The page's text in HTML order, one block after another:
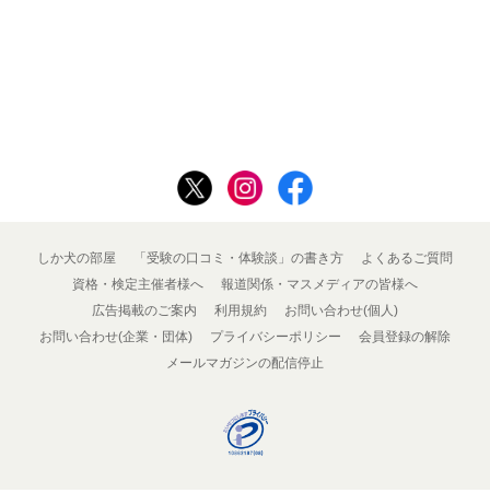
しか犬の部屋 「受験の口コミ・体験談」の書き方
よくあるご質問
資格・検定主催者様へ
報道関係・マスメディアの皆様へ
広告掲載のご案内
利用規約
お問い合わせ(個人)
お問い合わせ(企業・団体)
プライバシーポリシー
会員登録の解除
メールマガジンの配信停止